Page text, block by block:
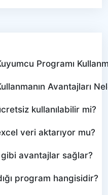
Programı
Avantajları
kullanılabilir mi?
veri aktarıyor mu?
gibi avantajlar sağlar?
program hangisidir?